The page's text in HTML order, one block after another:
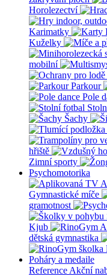
Horolezectví
Karimatky
Kuželky
mobilní
Parkour
Pole
Šachy
hřiště
Zimní sporty
Psychomotorika
Gymnastické míče
gramotnost
Kjub
dětská gymnastika
Poháry a medaile
Reference Akční